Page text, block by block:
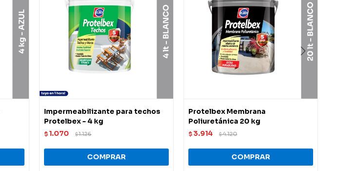
Impermeabilizante para techos
Protelbex - 4 kg
$ 1.070 $1.126
Protelbex Membrana
Poliuretánica 20 kg
$ 3.914 $4.120